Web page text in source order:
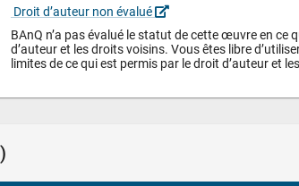
Droit d’auteur non évalué
BAnQ n’a pas évalué le statut de cette œuvre en ce
d’auteur et les droits voisins. Vous êtes libre
limites de ce qui est permis par le droit d’auteur et